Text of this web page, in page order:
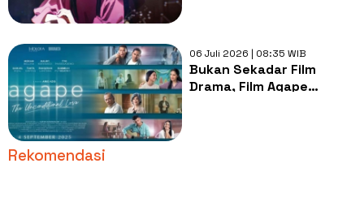
06 Juli 2026 | 08:35 WIB
Bukan Sekadar Film
Drama, Film Agape
Rekomendasi